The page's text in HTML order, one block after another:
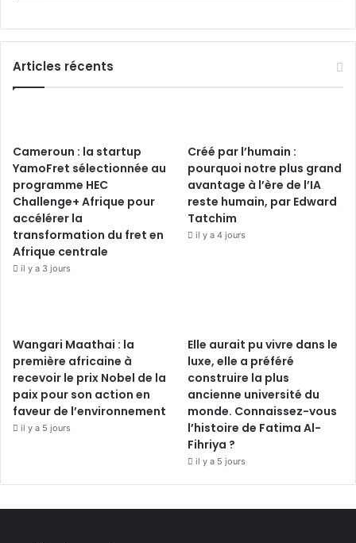
Articles récents
Cameroun : la startup
YamoFret sélectionnée au
programme HEC
Challenge+ Afrique pour
accélérer la
transformation du fret en
Afrique centrale
il y a 3 jours
Créé par l’humain :
pourquoi notre plus grand
avantage à l’ère de l’IA
reste humain, par Edward
Tatchim
il y a 4 jours
Wangari Maathai : la
première africaine à
recevoir le prix Nobel de la
paix pour son action en
faveur de l’environnement
il y a 5 jours
Elle aurait pu vivre dans le
luxe, elle a préféré
construire la plus
ancienne université du
monde. Connaissez-vous
l’histoire de Fatima Al-
Fihriya ?
il y a 5 jours